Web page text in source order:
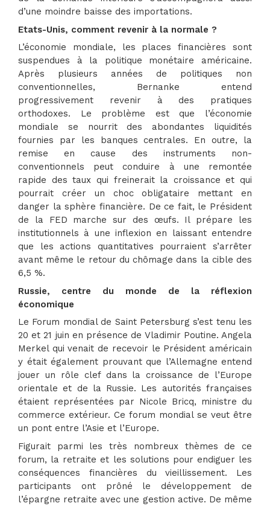
d’une moindre baisse des importations.
Etats-Unis, comment revenir à la normale ?
L’économie mondiale, les places financières sont
suspendues à la politique monétaire américaine.
Après plusieurs années de politiques non
conventionnelles, Bernanke entend
progressivement revenir à des pratiques
orthodoxes. Le problème est que l’économie
mondiale se nourrit des abondantes liquidités
fournies par les banques centrales. En outre, la
remise en cause des instruments non-
conventionnels peut conduire à une remontée
rapide des taux qui freinerait la croissance et qui
pourrait créer un choc obligataire mettant en
danger la sphère financière. De ce fait, le Président
de la FED marche sur des œufs. Il prépare les
institutionnels à une inflexion en laissant entendre
que les actions quantitatives pourraient s’arrêter
avant même le retour du chômage dans la cible des
6,5 %.
Russie, centre du monde de la réflexion
économique
Le Forum mondial de Saint Petersburg s’est tenu les
20 et 21 juin en présence de Vladimir Poutine. Angela
Merkel qui venait de recevoir le Président américain
y était également prouvant que l’Allemagne entend
jouer un rôle clef dans la croissance de l’Europe
orientale et de la Russie. Les autorités françaises
étaient représentées par Nicole Bricq, ministre du
commerce extérieur. Ce forum mondial se veut être
un pont entre l’Asie et l’Europe.
Figurait parmi les très nombreux thèmes de ce
forum, la retraite et les solutions pour endiguer les
conséquences financières du vieillissement. Les
participants ont prôné le développement de
l’épargne retraite avec une gestion active. De même